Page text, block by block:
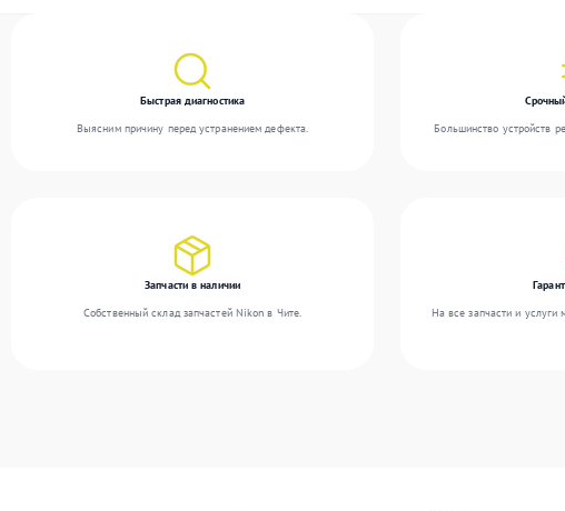
Быстрая диагностика
Выясним причину перед устранением дефекта.
Большинство устройств
Запчасти в наличии
Собственный склад запчастей Nikon в Чите.
На все запчасти и услуги